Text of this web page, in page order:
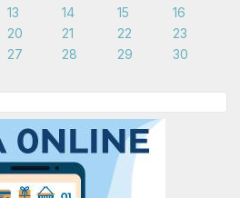
13 14 15
16
20 21 22
23
27 28 29
30